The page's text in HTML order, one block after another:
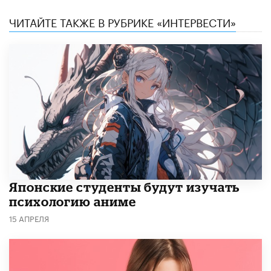
ЧИТАЙТЕ ТАКЖЕ В РУБРИКЕ «ИНТЕРВЕСТИ»
Японские студенты будут изучать
психологию аниме
15 АПРЕЛЯ